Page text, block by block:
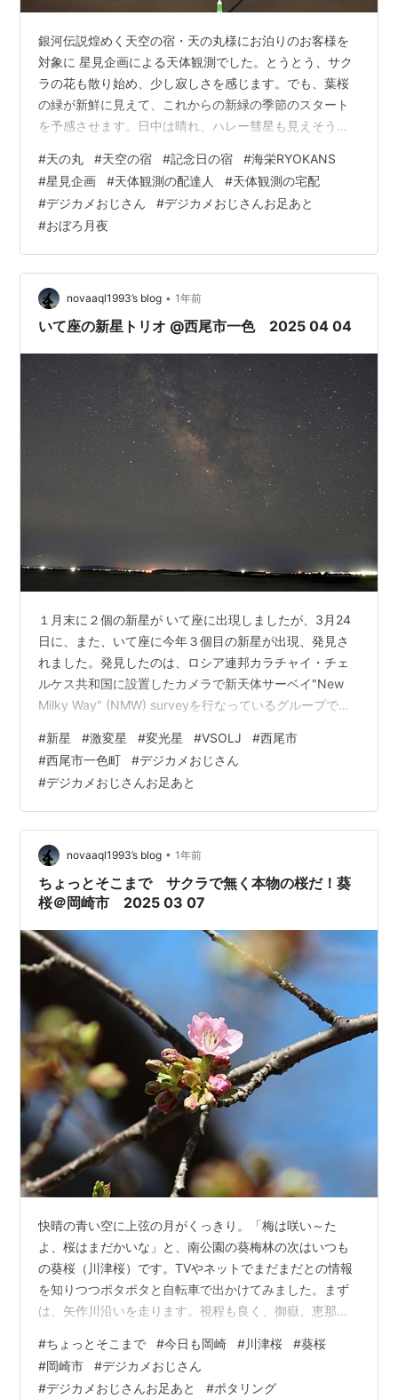
銀河伝説煌めく天空の宿・天の丸様にお泊りのお客様を
対象に 星見企画による天体観測でした。とうとう、サク
ラの花も散り始め、少し寂しさを感じます。でも、葉桜
の緑が新鮮に見えて、これからの新緑の季節のスタート
を予感させます。日中は晴れ、ハレー彗星も見えそうな
先々週、先週と週末は、曇天が続きます。ちょうど、今
年最小、ストロングでない満月の夜でした。暑い雲のベ
ールで、おぼろ月とも言えない、本当におぼろに、月の
光が見え隠れする空です。下界では、豊橋市の夜景が星
くずのように輝き拡がり銀河になって三河湾に流れてい
くようにみえます。それに、大輪の花火が色を添えて…
#天の丸 #天空の宿 #記念日の宿 #海栄RYOKANS
#星見企画 #天体観測の配達人 #天体観測の宅配
#デジカメおじさん #デジカメおじさんお足あと
#おぼろ月夜
novaaql1993’s blog • 1年前
いて座の新星トリオ @西尾市一色 2025 04 04
１月末に２個の新星が いて座に出現しましたが、3月24
日に、また、いて座に今年３個目の新星が出現、発見さ
れました。発見したのは、ロシア連邦カラチャイ・チェ
ルケス共和国に設置したカメラで新天体サーベイ"New
Milky Way" (NMW) surveyを行なっているグループで
す。発見時は12等の明るさでしたがその後増光している
ようでした。（*CBET 5531） 悪天候が続いてなかなか
撮影できませんでした。しかし、４月４日の早朝、やっ
と撮影できました。岡崎では２等星がやっと見える程度
の空でも西尾市一色町ではそれなりの空で４時過ぎには
銀河がかす…
#新星 #激変星 #変光星 #VSOLJ #西尾市
#西尾市一色町 #デジカメおじさん
#デジカメおじさんお足あと
novaaql1993’s blog • 1年前
ちょっとそこまで サクラで無く本物の桜だ！葵
桜＠岡崎市 2025 03 07
快晴の青い空に上弦の月がくっきり。「梅は咲い～た
よ、桜はまだかいな」と、南公園の葵梅林の次はいつも
の葵桜（川津桜）です。TVやネットでまだまだとの情報
を知りつつポタポタと自転車で出かけてみました。まず
は、矢作川沿いを走ります。視程も良く、御嶽、恵那が
くぐって進み、岡崎公園を横目にそこを過ぎるとあっと
いう間に葵桜の木々が並ぶ土手にとうちゃこです。家か
ら信号１個です。やぁ～本当に見える木々にピンクは全
#ちょっとそこまで #今日も岡崎 #川津桜 #葵桜
#岡崎市 #デジカメおじさん
#デジカメおじさんお足あと #ポタリング